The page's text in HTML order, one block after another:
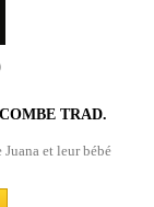
TRAD.
et leur bébé